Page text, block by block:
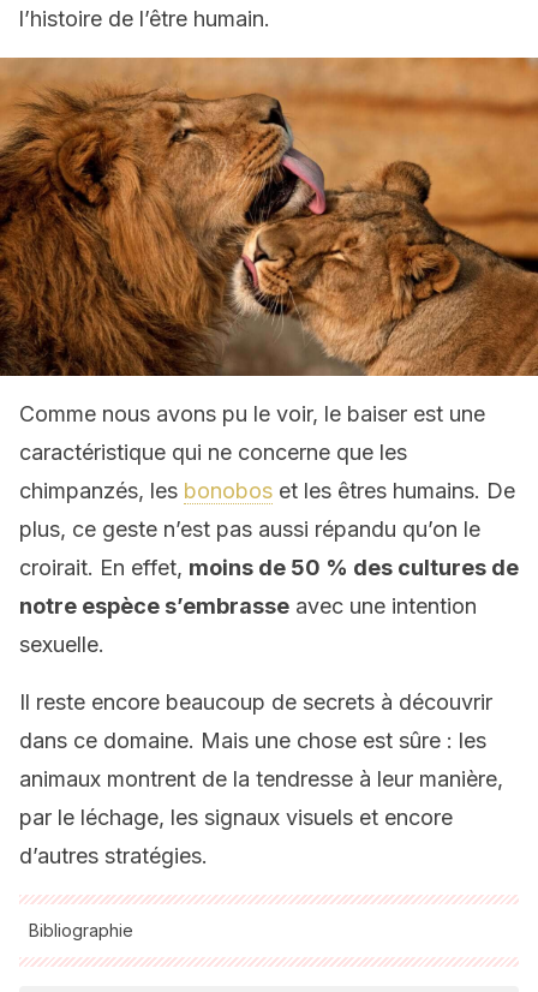
l’histoire de l’être humain.
Comme nous avons pu le voir, le baiser est une
caractéristique qui ne concerne que les
chimpanzés, les bonobos et les êtres humains. De
plus, ce geste n’est pas aussi répandu qu’on le
croirait. En effet, moins de 50 % des cultures de
notre espèce s’embrasse avec une intention
sexuelle.
Il reste encore beaucoup de secrets à découvrir
dans ce domaine. Mais une chose est sûre : les
animaux montrent de la tendresse à leur manière,
par le léchage, les signaux visuels et encore
d’autres stratégies.
Bibliographie
Toutes les sources citées ont été examinées en profondeur